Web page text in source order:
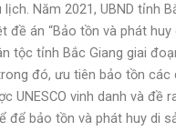
Năm 2021, UBND tỉnh
đề án “Bảo tồn và phát huy
tộc tỉnh Bắc Giang giai
đó, ưu tiên bảo tồn các
UNESCO vinh danh và đề
để bảo tồn và phát huy di